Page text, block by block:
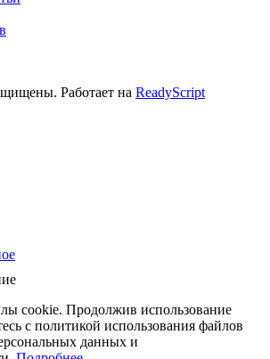
Работает на ReadyScript
cookie. Продолжив использование
с политикой использования файлов
данных и